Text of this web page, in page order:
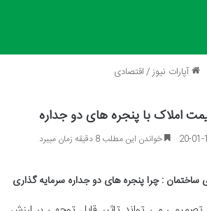
آپارات نیوز/اقتصادی
خواندن این مطلب 8 دقیقه زمان میبرد
ساختمان :چراپنجره های دوجداره سرمایه گذاری